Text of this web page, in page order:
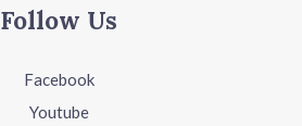
Follow Us
Facebook
Youtube